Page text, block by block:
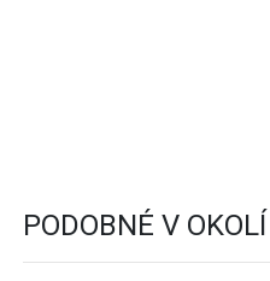
PODOBNÉ V OKOLÍ